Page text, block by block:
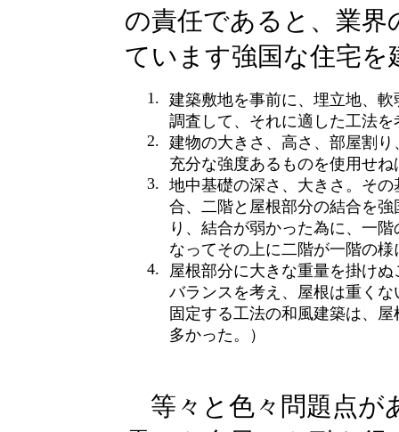
の責任であると、業
ています強国な住宅
1. 建築敷地を事前に、埋立地、
調査して、それに適した工法
2. 建物の大きさ、高さ、部屋割
充分な強度あるものを使用せね
3. 地中基礎の深さ、大きさ。そ
合、二階と屋根部分の結合を
り、結合が弱かった為に、一
なってその上に二階が一階の
4.
屋根部分に大きな重量を掛け
バランスを考え、屋根は重く
固定する工法の和風建築は、
多かった。）
等々と色々問題点が